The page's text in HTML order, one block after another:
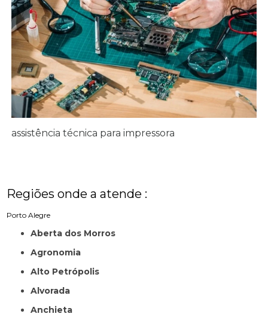
assistência técnica para impressora
Regiões onde a atende :
Porto Alegre
Aberta dos Morros
Agronomia
Alto Petrópolis
Alvorada
Anchieta